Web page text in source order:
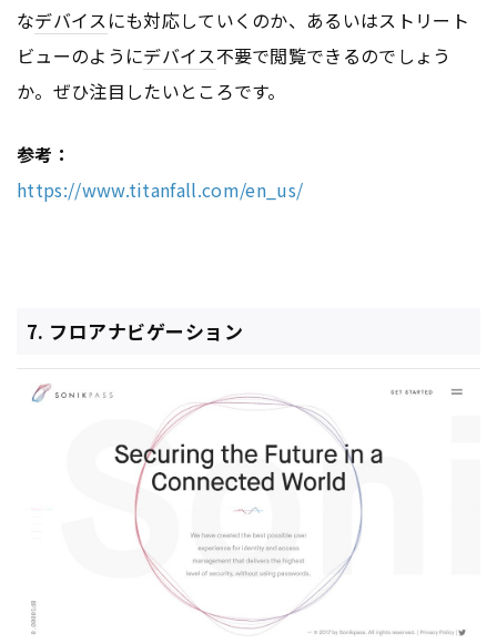
なデバイスにも対応していくのか、あるいはストリート
ビューのようにデバイス不要で閲覧できるのでしょう
か。ぜひ注目したいところです。
参考：
https://www.titanfall.com/en_us/
7. フロアナビゲーション